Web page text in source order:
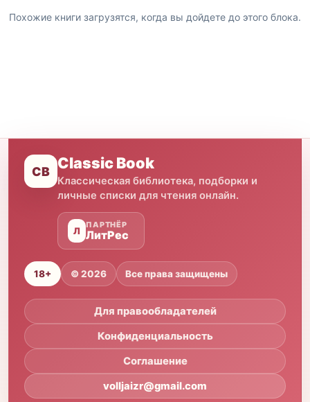
Похожие книги загрузятся, когда вы дойдете до этого блока.
CB Classic Book
Классическая библиотека, подборки и
личные списки для чтения онлайн.
Л
ПАРТНЁР
ЛитРес
18+ © 2026 Все права защищены
Для правообладателей
Конфиденциальность
Соглашение
volljaizr@gmail.com